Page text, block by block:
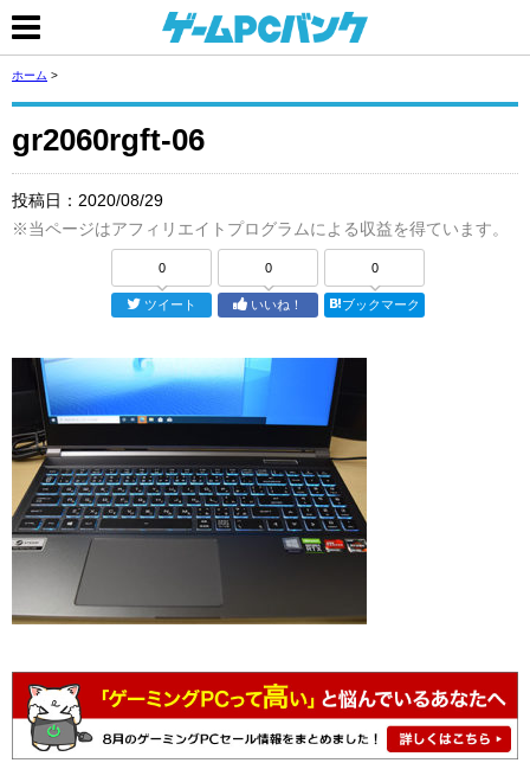
ホーム >
gr2060rgft-06
投稿日： 2020/08/29
※当ページはアフィリエイトプログラムによる収益を得ています。
0
ツイート
0
いいね！
0
ブックマーク